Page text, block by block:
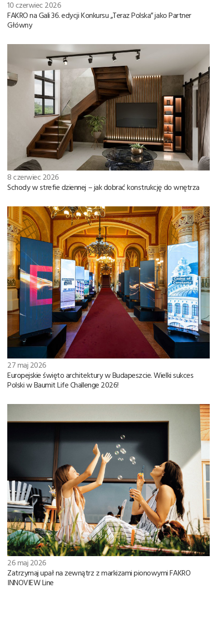
10 czerwiec 2026
FAKRO na Gali 36. edycji Konkursu „Teraz Polska” jako Partner
Główny
8 czerwiec 2026
Schody w strefie dziennej – jak dobrać konstrukcję do wnętrza
27 maj 2026
Europejskie święto architektury w Budapeszcie. Wielki sukces
Polski w Baumit Life Challenge 2026!
26 maj 2026
Zatrzymaj upał na zewnątrz z markizami pionowymi FAKRO
INNOVIEW Line